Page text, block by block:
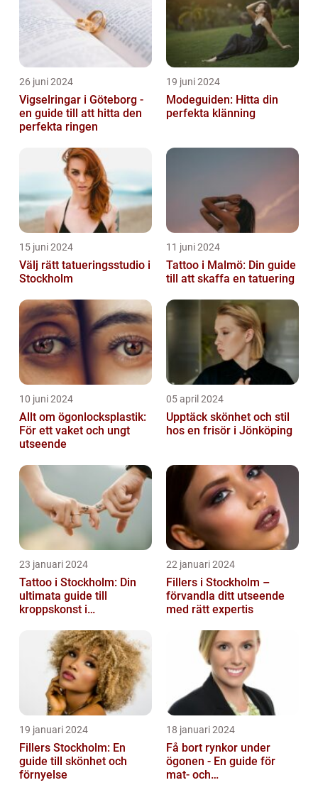
26 juni 2024
Vigselringar i Göteborg -
en guide till att hitta den
perfekta ringen
19 juni 2024
Modeguiden: Hitta din
perfekta klänning
15 juni 2024
Välj rätt tatueringsstudio i
Stockholm
11 juni 2024
Tattoo i Malmö: Din guide
till att skaffa en tatuering
10 juni 2024
Allt om ögonlocksplastik:
För ett vaket och ungt
utseende
05 april 2024
Upptäck skönhet och stil
hos en frisör i Jönköping
23 januari 2024
Tattoo i Stockholm: Din
ultimata guide till
kroppskonst i
22 januari 2024
Fillers i Stockholm –
förvandla ditt utseende
med rätt expertis
19 januari 2024
Fillers Stockholm: En
guide till skönhet och
förnyelse
18 januari 2024
Få bort rynkor under
ögonen - En guide för
mat- och